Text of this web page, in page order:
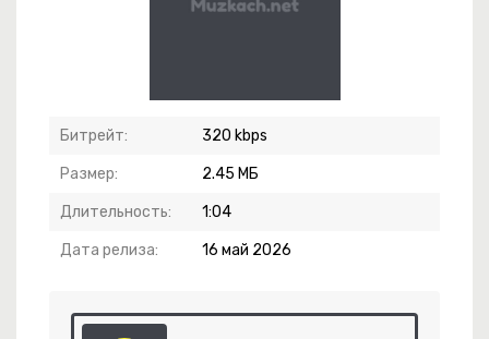
Битрейт: 320 kbps
Размер: 2.45 МБ
Длительность: 1:04
Дата релиза: 16 май 2026